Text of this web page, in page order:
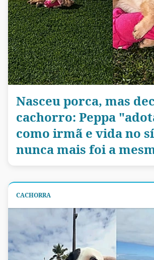
Nasceu porca, mas
cachorro: Peppa
como irmã e vida no
nunca mais foi a
CACHORRA